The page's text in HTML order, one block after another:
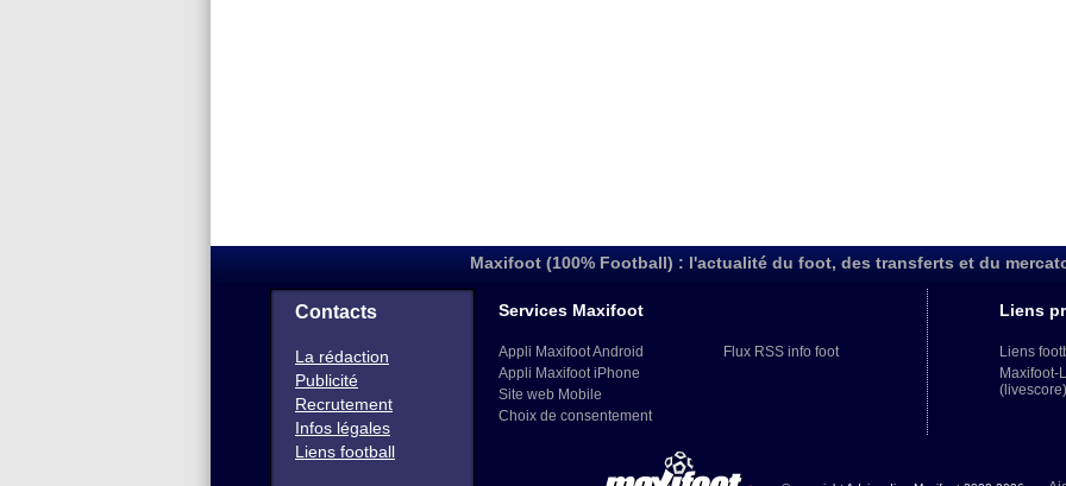
Maxifoot (100% Football) : l'actualité du foot, des transferts et du
Contacts
La rédaction
Publicité
Recrutement
Infos légales
Liens football
Services Maxifoot
Appli Maxifoot Android
Appli Maxifoot iPhone
Site web Mobile
Choix de consentement
Flux RSS info foot
Liens
Liens
Maxifoot-
(livescore)